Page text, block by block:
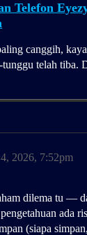
Telefon
canggih,
telah tiba.
2026, 7:52pm
dilema tu —
ada
(siapa